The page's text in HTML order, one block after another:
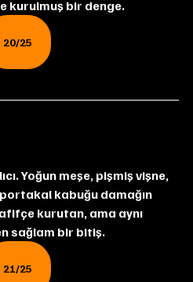
kurulmuş bir denge.
20/25
kabuğu damağın
kurutan, ama aynı
sağlam bir bitiş.
21/25